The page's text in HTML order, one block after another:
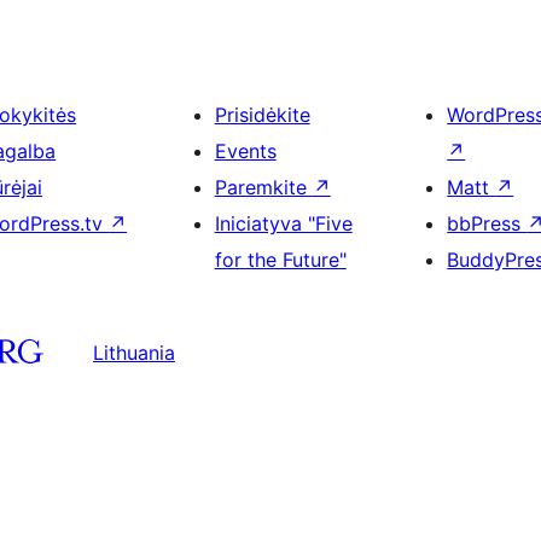
↗
Prisidėkite
Events
Paremkite ↗
Iniciatyva "Five
for the Future"
↗
Matt ↗
bbPress ↗
Lithuania